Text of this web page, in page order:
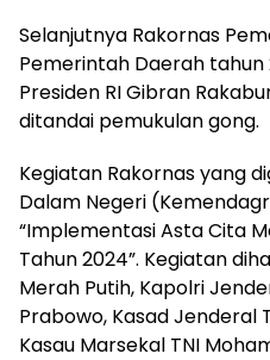
Selanjutnya Rakornas
Pemerintah Daerah
Presiden RI Gibran
ditandai pemukulan gong.
Kegiatan Rakornas yang
Dalam Negeri
“Implementasi Asta Cita
Tahun 2024”. Kegiatan
Merah Putih, Kapolri
Prabowo, Kasad Jenderal
Kasau Marsekal TNI